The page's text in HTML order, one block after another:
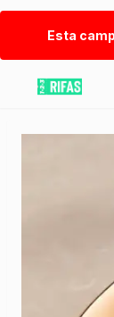
Esta